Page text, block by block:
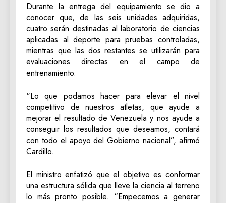
Durante la entrega del equipamiento se dio a
conocer que, de las seis unidades adquiridas,
cuatro serán destinadas al laboratorio de ciencias
aplicadas al deporte para pruebas controladas,
mientras que las dos restantes se utilizarán para
evaluaciones directas en el campo de
entrenamiento.
“Lo que podamos hacer para elevar el nivel
competitivo de nuestros atletas, que ayude a
mejorar el resultado de Venezuela y nos ayude a
conseguir los resultados que deseamos, contará
con todo el apoyo del Gobierno nacional”, afirmó
Cardillo.
El ministro enfatizó que el objetivo es conformar
una estructura sólida que lleve la ciencia al terreno
lo más pronto posible. “Empecemos a generar